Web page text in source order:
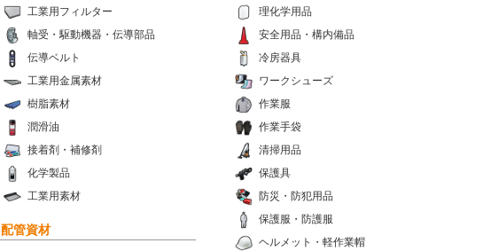
工業用フィルター
軸受・駆動機器・伝導部品
伝導ベルト
工業用金属素材
樹脂素材
潤滑油
接着剤・補修剤
化学製品
工業用素材
理化学用品
安全用品・構内備品
冷房器具
ワークシューズ
作業服
作業手袋
清掃用品
保護具
防災・防犯用品
保護服・防護服
ヘルメット・軽作業帽
配管資材